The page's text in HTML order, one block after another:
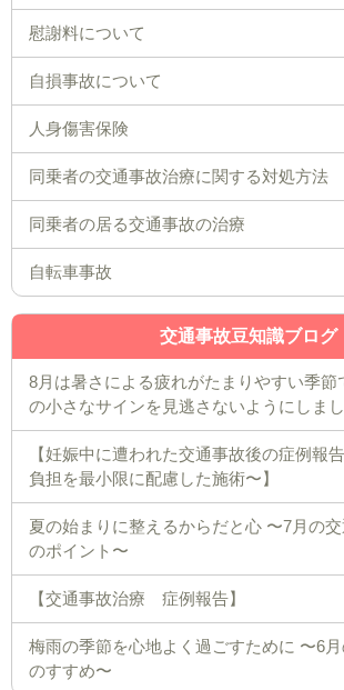
慰謝料について
自損事故について
人身傷害保険
同乗者の交通事故治療に関する対処方法
同乗者の居る交通事故の治療
自転車事故
交通事故豆知識ブログ
8月は暑さによる疲れがたまりやすい季節
の小さなサインを見逃さないようにしま
【妊娠中に遭われた交通事故後の症例報
負担を最小限に配慮した施術〜】
夏の始まりに整えるからだと心 〜7月の
のポイント〜
【交通事故治療 症例報告】
梅雨の季節を心地よく過ごすために 〜6
のすすめ〜